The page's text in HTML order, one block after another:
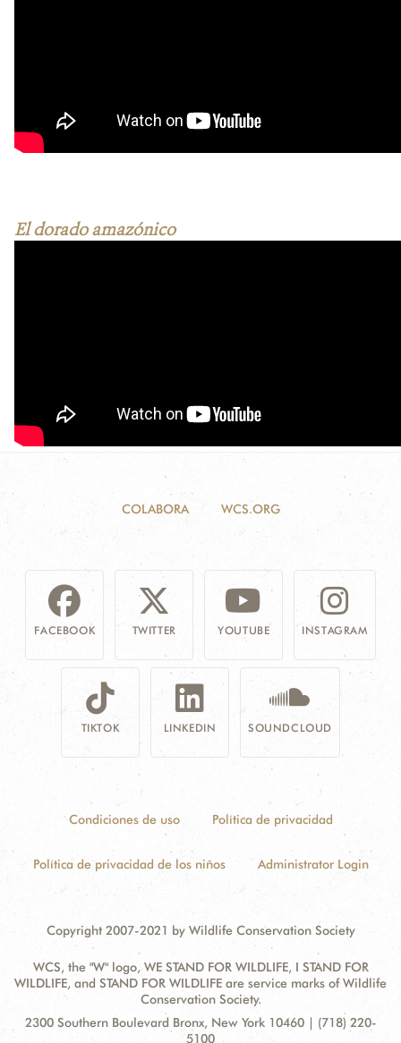
El dorado amazónico
COLABORA WCS.ORG
FACEBOOK TWITTER YOUTUBE INSTAGRAM
TIKTOK LINKEDIN SOUNDCLOUD
Condiciones de uso Política de privacidad
Política de privacidad de los niños Administrator Login
Copyright 2007-2021 by Wildlife Conservation Society
WCS, the "W" logo, WE STAND FOR WILDLIFE, I STAND FOR
WILDLIFE, and STAND FOR WILDLIFE are service marks of Wildlife
Conservation Society.
Contact
Address:
2300 Southern Boulevard Bronx, New York 10460 | (718) 220-
5100